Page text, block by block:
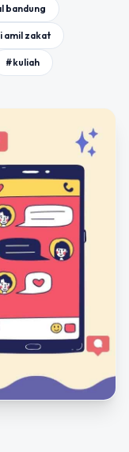
bandung
amil zakat
#kuliah